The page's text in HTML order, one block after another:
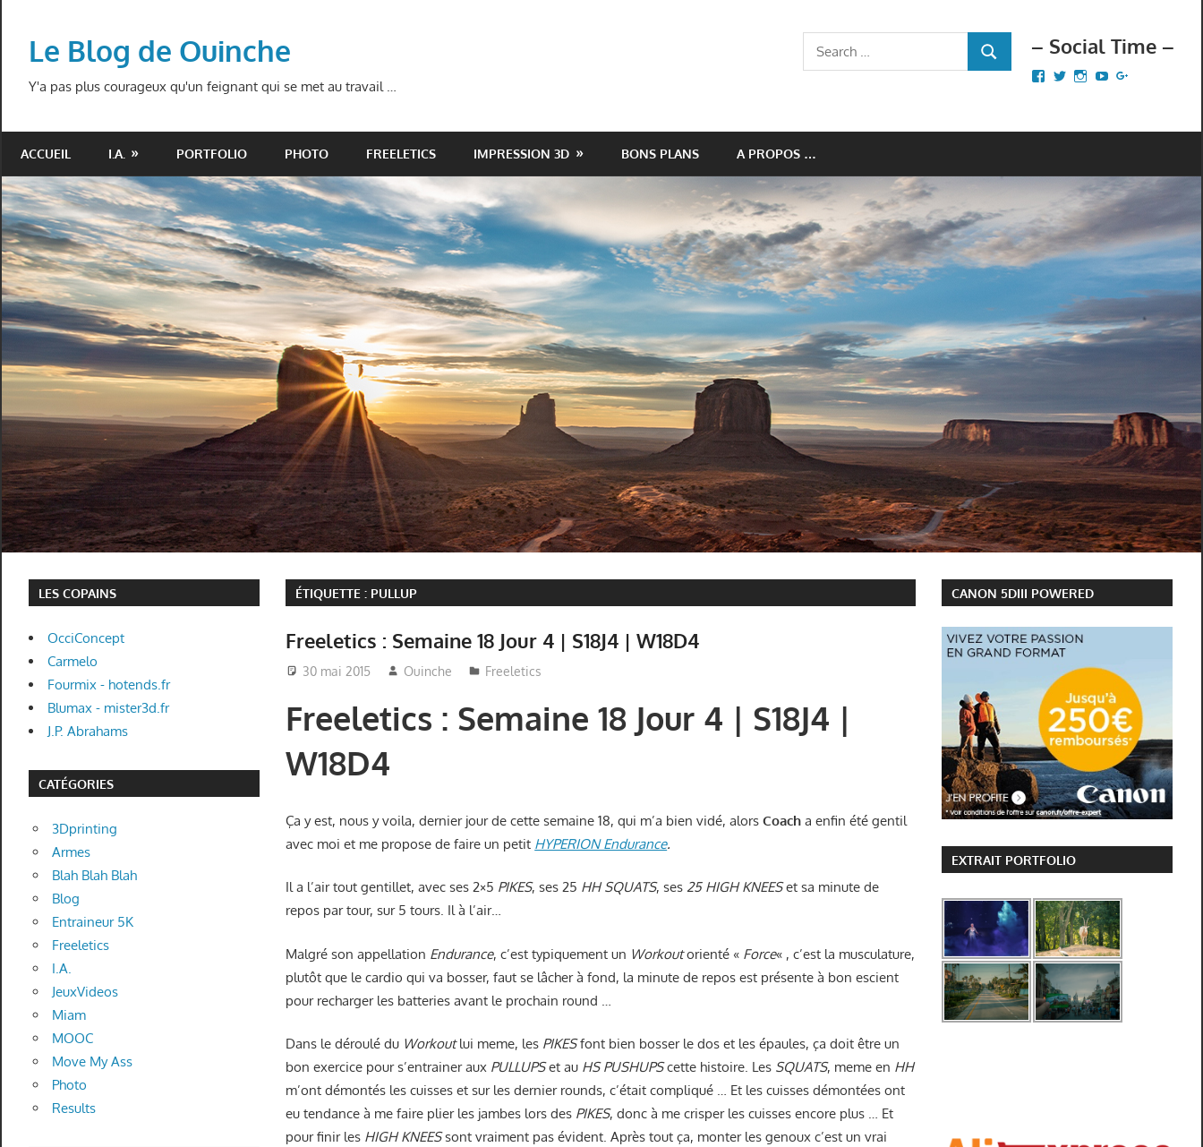
contentLe Blog de Ouinche
Y'a pas plus courageux qu'un feignant qui se met au travail …
– Social Time –
Facebook
TwitterInstagram
YouTube
Search
for:
SEARCH
ACCUEIL I.A. PORTFOLIO PHOTO FREELETICS IMPRESSION 3D BONS PLANS A PROPOS …
ÉTIQUETTE : PULLUP
Freeletics : Semaine 18 Jour 4 | S18J4 | W18D4
30 mai 2015 Ouinche Freeletics
Freeletics : Semaine 18 Jour 4 | S18J4 |
W18D4
Ça y est, nous y voila, dernier jour de cette semaine 18, qui m’a bien vidé, alorsCoach a enfin été gentil
avec moi et me propose de faire un petit HYPERION Endurance.
Il a l’air tout gentillet, avec ses 2×5 PIKES, ses 25 HH SQUATS, ses25 HIGH KNEESet sa minute de
repos par tour, sur 5 tours. Il à l’air…
Malgré son appellation Endurance, c’est typiquement un Workoutorienté « Force« , c’est la musculature,
plutôt que le cardio qui va bosser, faut se lâcher à fond, la minute de repos est présente à bon escient
pour recharger les batteries avant le prochain round …
Dans le déroulé du Workoutlui meme, les PIKESfont bien bosser le dos et les épaules, ça doit être un
bon exercice pour s’entrainer aux PULLUPSet au HS PUSHUPScette histoire. Les SQUATS, meme en HH
m’ont démontés les cuisses et sur les dernier rounds, c’était compliqué … Et les cuisses démontées ont
eu tendance à me faire plier les jambes lors des PIKES, donc à me crisper les cuisses encore plus … Et
pour finir les HIGH KNEESsont vraiment pas évident. Après tout ça, monter les genoux c’est un vrai
LES COPAINS
OcciConcept
Carmelo
Fourmix - hotends.fr
Blumax - mister3d.fr
J.P. Abrahams
CATÉGORIES
3Dprinting
Armes
Blah Blah Blah
Blog
Entraineur 5K
Freeletics
I.A.
JeuxVideos
Miam
MOOC
Move My Ass
Photo
Results
CANON 5DIII POWERED
EXTRAIT PORTFOLIO